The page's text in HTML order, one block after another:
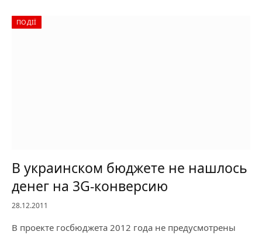
ПОДІЇ
В украинском бюджете не нашлось
денег на 3G-конверсию
28.12.2011
В проекте госбюджета 2012 года не предусмотрены